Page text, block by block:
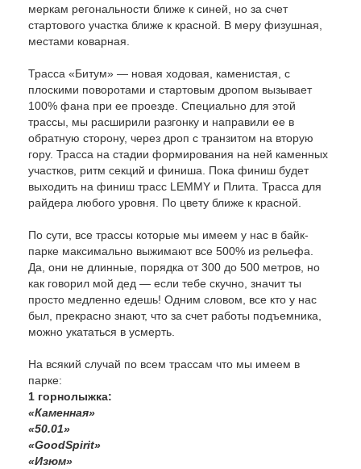
меркам регональности ближе к синей, но за счет
стартового участка ближе к красной. В меру физушная,
местами коварная.
Трасса «Битум» — новая ходовая, каменистая, с
плоскими поворотами и стартовым дропом вызывает
100% фана при ее проезде. Специально для этой
трассы, мы расширили разгонку и направили ее в
обратную сторону, через дроп с транзитом на вторую
гору. Трасса на стадии формирования на ней каменных
участков, ритм секций и финиша. Пока финиш будет
выходить на финиш трасс LEMMY и Плита. Трасса для
райдера любого уровня. По цвету ближе к красной.
По сути, все трассы которые мы имеем у нас в байк-
парке максимально выжимают все 500% из рельефа.
Да, они не длинные, порядка от 300 до 500 метров, но
как говорил мой дед — если тебе скучно, значит ты
просто медленно едешь! Одним словом, все кто у нас
был, прекрасно знают, что за счет работы подъемника,
можно укататься в усмерть.
На всякий случай по всем трассам что мы имеем в
парке:
1 горнолыжка:
«Каменная»
«50.01»
«GoodSpirit»
«Изюм»